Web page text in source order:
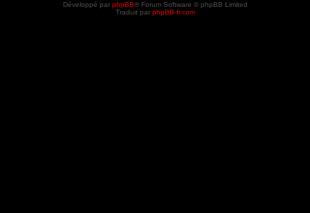
Développé par phpBB® Forum Software © phpBB Limited
Traduit par phpBB-fr.com